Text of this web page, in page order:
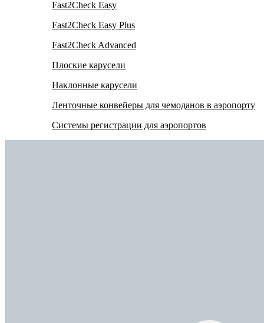
Fast2Check Easy
Fast2Check Easy Plus
Fast2Check Advanced
Плоские карусели
Наклонные карусели
Ленточные конвейеры для чемоданов в аэропорту
Системы регистрации для аэропортов